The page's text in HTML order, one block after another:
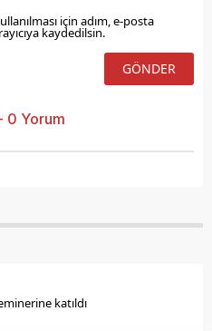
için adım, e-posta
kaydedilsin.
0 Yorum
katıldı